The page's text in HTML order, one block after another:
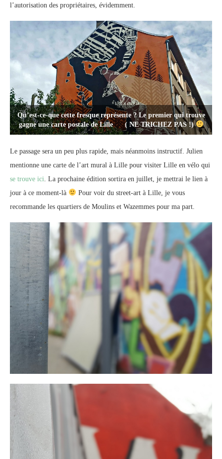
l’autorisation des propriétaires, évidemment.
Qu’est-ce-que cette fresque représente ? Le premier qui trouve
gagne une carte postale de Lille ( NE TRICHEZ PAS !)
Le passage sera un peu plus rapide, mais néanmoins instructif. Julien
mentionne une carte de l’art mural à Lille pour visiter Lille en vélo qui
se trouve ici . La prochaine édition sortira en juillet, je mettrai le lien à
jour à ce moment-là
Pour voir du street-art à Lille, je vous
recommande les quartiers de Moulins et Wazemmes pour ma part.